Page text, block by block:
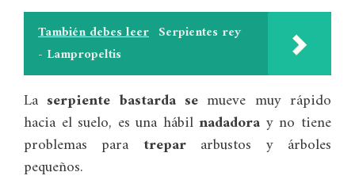
También debes leer Serpientes rey
- Lampropeltis
La serpiente bastarda se mueve muy rápido
hacia el suelo, es una hábilnadadora y no tiene
problemas para trepararbustos y árboles
pequeños.